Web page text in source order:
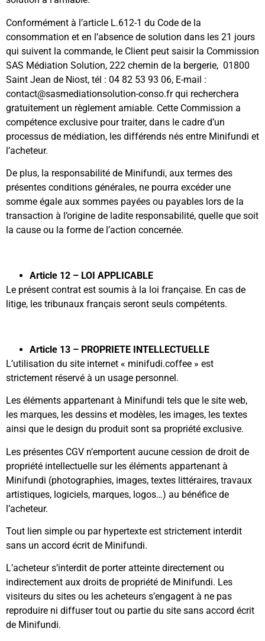
Conformément à l’article L.612-1 du Code de la
consommation et en l’absence de solution dans les 21 jours
qui suivent la commande, le Client peut saisir la Commission
SAS Médiation Solution, 222 chemin de la bergerie, 01800
Saint Jean de Niost, tél : 04 82 53 93 06, E-mail :
contact@sasmediationsolution-conso.frqui recherchera
gratuitement un règlement amiable. Cette Commission a
compétence exclusive pour traiter, dans le cadre d’un
processus de médiation, les différends nés entre Minifundi et
l’acheteur.
De plus, la responsabilité de Minifundi, aux termes des
présentes conditions générales, ne pourra excéder une
somme égale aux sommes payées ou payables lors de la
transaction à l’origine de ladite responsabilité, quelle que soit
la cause ou la forme de l’action concernée.
Article 12 – LOI APPLICABLE
Le présent contrat est soumis à la loi française. En cas de
litige, les tribunaux français seront seuls compétents.
Article 13 – PROPRIETE INTELLECTUELLE
L’utilisation du site internet « minifudi.coffee » est
strictement réservé à un usage personnel.
Les éléments appartenant à Minifundi tels que le site web,
les marques, les dessins et modèles, les images, les textes
ainsi que le design du produit sont sa propriété exclusive.
Les présentes CGV n’emportent aucune cession de droit de
propriété intellectuelle sur les éléments appartenant à
Minifundi (photographies, images, textes littéraires, travaux
artistiques, logiciels, marques, logos…) au bénéfice de
l’acheteur.
Tout lien simple ou par hypertexte est strictement interdit
sans un accord écrit de Minifundi.
L’acheteur s’interdit de porter atteinte directement ou
indirectement aux droits de propriété de Minifundi. Les
visiteurs du sites ou les acheteurs s’engagent à ne pas
reproduire ni diffuser tout ou partie du site sans accord écrit
de Minifundi.